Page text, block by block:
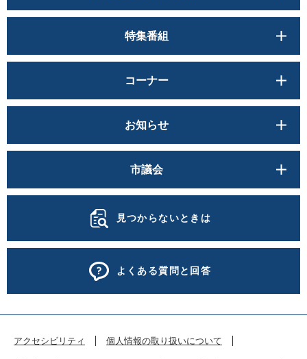
特集番組
コーナー
お知らせ
市議会
見つからないときは
よくある質問と回答
アクセシビリティ 個人情報の取り扱いについて